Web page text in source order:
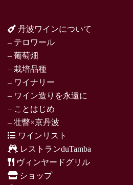
丹波ワインについて
– テロワール
– 葡萄畑
– 栽培品種
– ワイナリー
– ワイン造りを永遠に
– ことはじめ
– 壮瞥×京丹波
ワインリスト
レストランduTamba
ヴィンヤードグリル
ショップ